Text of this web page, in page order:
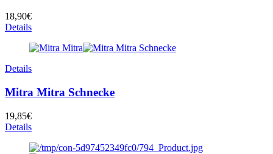
18,90€
Details
Details
Mitra Mitra Schnecke
19,85€
Details